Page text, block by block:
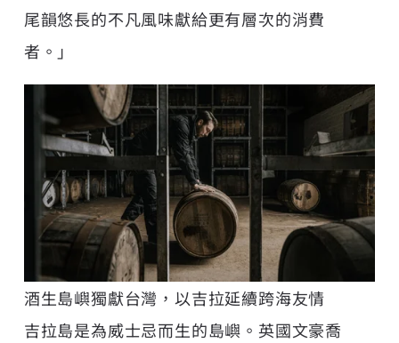
尾韻悠長的不凡風味獻給更有層次的消費
者。」
酒生島嶼獨獻台灣，以吉拉延續跨海友情
吉拉島是為威士忌而生的島嶼。英國文豪喬